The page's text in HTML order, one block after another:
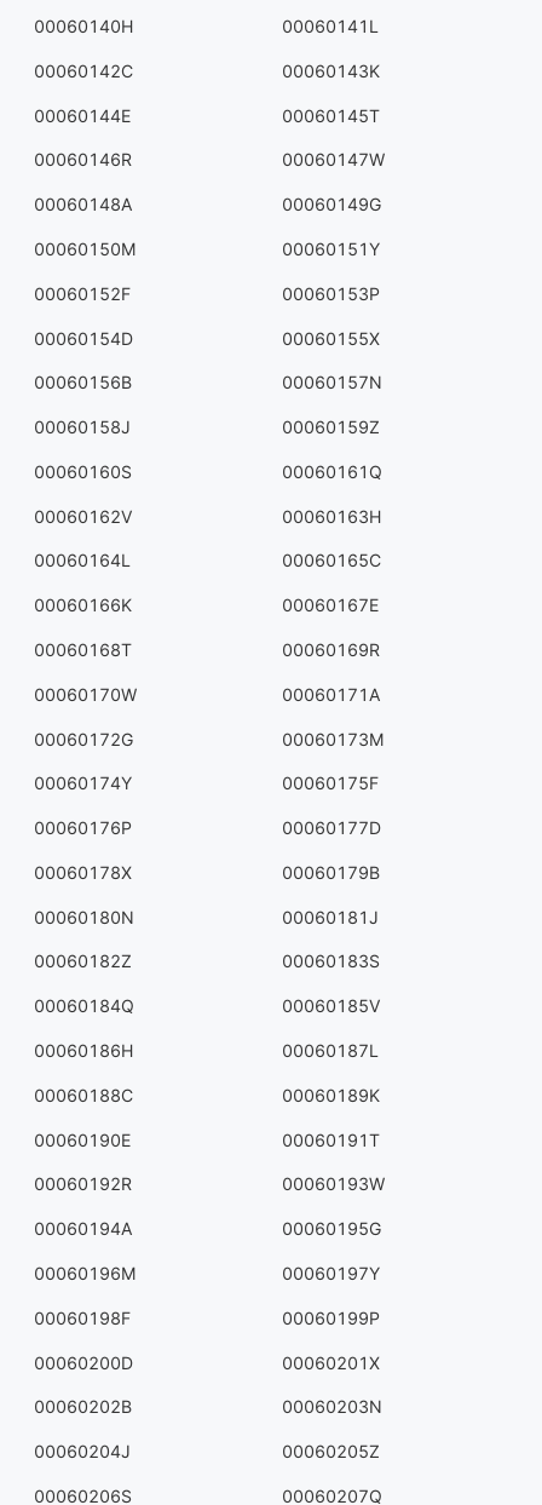
00060140H 00060141L
00060142C 00060143K
00060144E 00060145T
00060146R 00060147W
00060148A 00060149G
00060150M 00060151Y
00060152F 00060153P
00060154D 00060155X
00060156B 00060157N
00060158J 00060159Z
00060160S 00060161Q
00060162V 00060163H
00060164L 00060165C
00060166K 00060167E
00060168T 00060169R
00060170W 00060171A
00060172G 00060173M
00060174Y 00060175F
00060176P 00060177D
00060178X 00060179B
00060180N 00060181J
00060182Z 00060183S
00060184Q 00060185V
00060186H 00060187L
00060188C 00060189K
00060190E 00060191T
00060192R 00060193W
00060194A 00060195G
00060196M 00060197Y
00060198F 00060199P
00060200D 00060201X
00060202B 00060203N
00060204J 00060205Z
00060206S 00060207Q